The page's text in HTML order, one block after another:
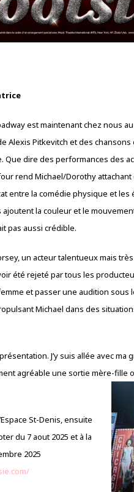
est maintenant chez nous
Alexis Pitkevitch et des
dire des performances des
rend Michael/Dorothy
entre la comédie physique et
la couleur et le
pas aussi crédible.
un acteur talentueux mais
été rejeté par tous les
et passer une audition sous
Michael dans des
J’y suis allée avec
agréable une sortie mère-fille
St-Denis, ensuite
du 7 aout 2025 et à la
2025